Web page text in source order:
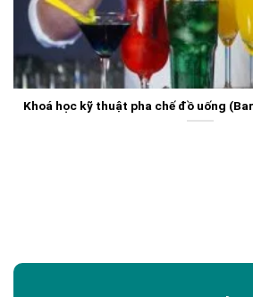
Khoá học kỹ thuật pha chế đồ uống